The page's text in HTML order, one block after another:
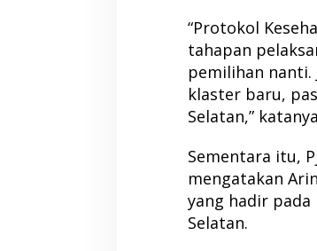
“Protokol
tahapan
pemilihan nanti.
klaster baru,
Selatan,”
Sementara itu,
mengatakan
yang hadir pada
Selatan.